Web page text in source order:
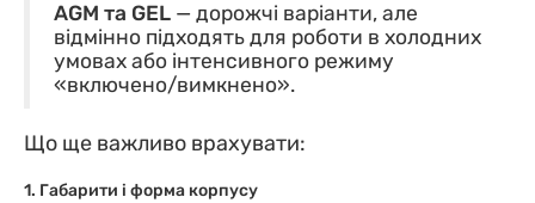
AGM та GEL — дорожчі варіанти, але
відмінно підходять для роботи в холодних
умовах або інтенсивного режиму
«включено/вимкнено».
Що ще важливо врахувати:
1. Габарити і форма корпусу